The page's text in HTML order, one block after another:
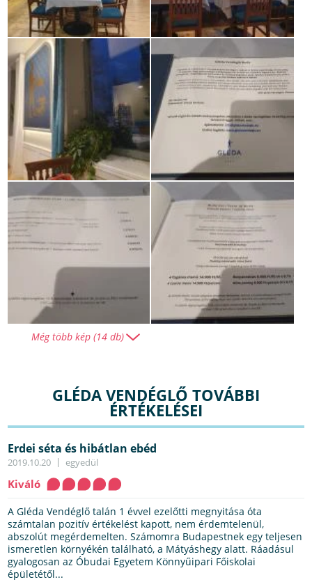
Még több kép (14 db)
GLÉDA VENDÉGLŐ TOVÁBBI
ÉRTÉKELÉSEI
Erdei séta és hibátlan ebéd
2019.10.20 egyedül
Kiváló
A Gléda Vendéglő talán 1 évvel ezelőtti megnyitása óta
számtalan pozitív értékelést kapott, nem érdemtelenül,
abszolút megérdemelten. Számomra Budapestnek egy teljesen
ismeretlen környékén található, a Mátyáshegy alatt. Ráadásul
gyalogosan az Óbudai Egyetem Könnyűipari Főiskolai
épületétől...